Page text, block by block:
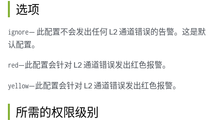
选项
ignore— 此配置不会发出任何 L2 通道错误的告警。这是默
认配置。
red—此配置会针对 L2 通道错误发出红色报警。
yellow—此配置会针对 L2 通道错误发出红色报警。
所需的权限级别